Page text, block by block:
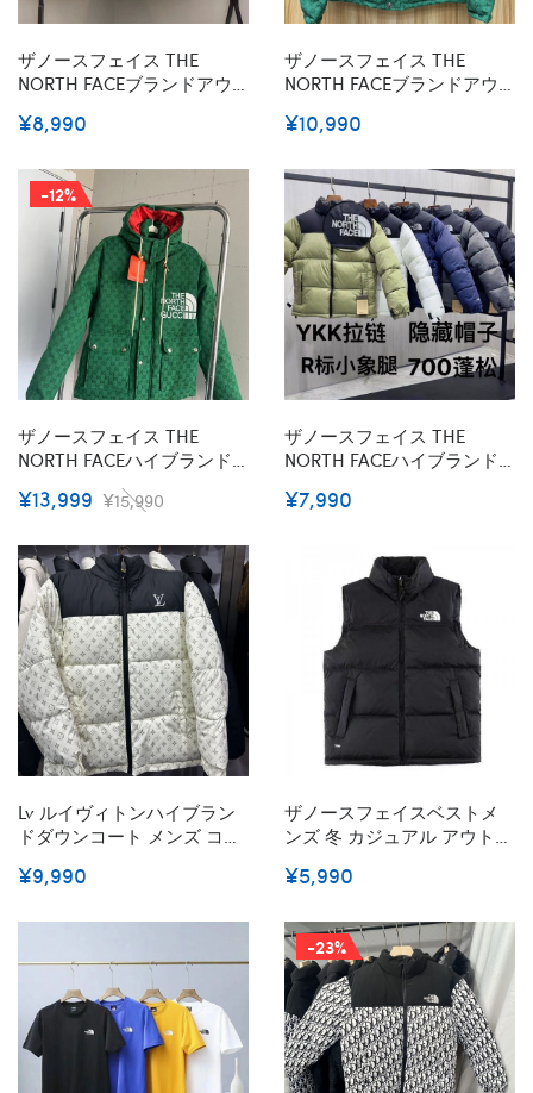
ザノースフェイス THE
NORTH FACEブランドアウ
ス マウンテンパーカー 春秋
ファッション 人気
¥8,990
ザノースフェイス THE
NORTH FACEブランドアウ
ダウンジャケット 暖かい ハ
M - 5XL 中綿ジャケット 男
女兼用 防寒着 大きいサイズ
中綿コート フルジップ 人気
上着 シンプル
¥10,990
-12%
ザノースフェイス THE
NORTH FACEハイブランド
中綿ジャケット アウター レ
ディース 厚手 GG 中綿コー
グ 軽量 秋 冬 冬物 通勤 オフ
ィス かわいい お洒落 防風
厚手ジャケット M - 5XL
¥13,999 ¥15,990
ザノースフェイス THE
NORTH FACEハイブランド
ジュアル コート ライトダウ
無地 通勤 保温ジャケット 春
秋冬 分厚い 防寒 防風 暖か
い 通学 M - 4XL
¥7,990
Lv ルイヴィトンハイブラン
ドダウンコート メンズ コー
ブルジッパー 男女兼用 カジ
水 ダウンジャケット 中綿 ボ
リュームネック
¥9,990
ザノースフェイスベストメ
ンズ 冬 カジュアル アウトド
Faceダウンベスト メンズ 冬
ウンベスト レディース 秋冬
御洒落 中綿ベスト 軽量 立ち
襟 無地 ジャケット ベスト
ダウンベスト
¥5,990
-23%